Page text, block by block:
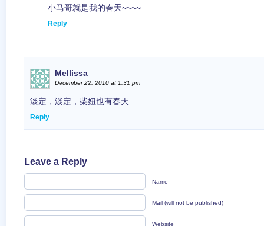
小马哥就是我的春天~~~~
Reply
Mellissa
December 22, 2010 at 1:31 pm
淡定，淡定，柴妞也有春天
Reply
Leave a Reply
Name
Mail (will not be published)
Website